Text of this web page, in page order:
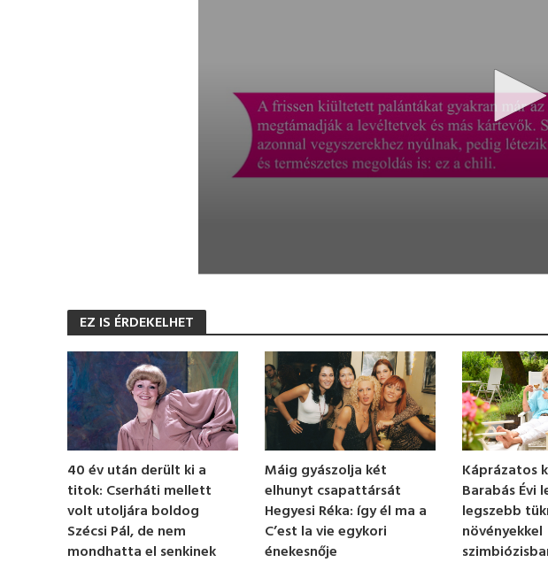
e
o
n
d
s
o
f
1
m
i
n
u
t
e
,
5
EZ IS ÉRDEKELHET
40 év után derült ki a
titok: Cserháti mellett
volt utoljára boldog
Szécsi Pál, de nem
mondhatta el senkinek
Máig gyászolja két
elhunyt csapattársát
Hegyesi Réka: így él ma a
C’est la vie egykori
énekesnője
Káprázatos
Barabás Évi
legszebb
növényekkel